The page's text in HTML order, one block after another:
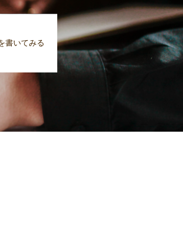
書いてみる